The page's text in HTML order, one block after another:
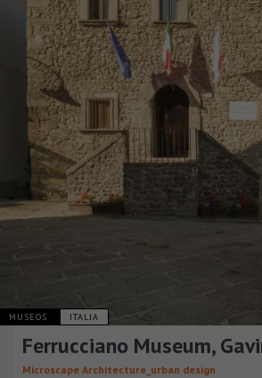
MUSEOS ITALIA
Ferrucciano Museum,
Microscape Architecture_urban design